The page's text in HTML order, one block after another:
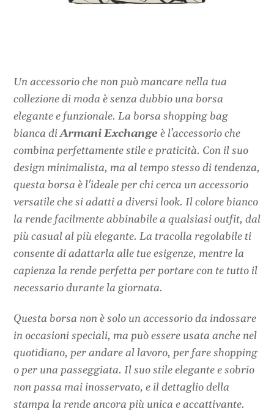
Un accessorio che non può mancare nella tua
collezione di moda è senza dubbio una borsa
elegante e funzionale. La borsa shopping bag
bianca diArmani Exchangeè l’accessorio che
combina perfettamente stile e praticità. Con il suo
design minimalista, ma al tempo stesso di tendenza,
questa borsa è l'ideale per chi cerca un accessorio
versatile che si adatti a diversi look. Il colore bianco
la rende facilmente abbinabile a qualsiasi outfit, dal
più casual al più elegante. La tracolla regolabile ti
consente di adattarla alle tue esigenze, mentre la
capienza la rende perfetta per portare con te tutto il
necessario durante la giornata.
Questa borsa non è solo un accessorio da indossare
in occasioni speciali, ma può essere usata anche nel
quotidiano, per andare al lavoro, per fare shopping
o per una passeggiata. Il suo stile elegante e sobrio
non passa mai inosservato, e il dettaglio della
stampa la rende ancora più unica e accattivante.